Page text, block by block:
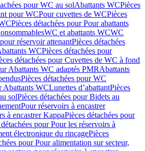
pour WC au solAbattants WCPièces
pour WCPour cuvettes de WCPièces
Pièces détachées pour Pour abattants
WC et abattants WCWC
réservoir attenantPièces détachées
WCPièces détachées pour
détachées pour Cuvettes de WC à fond
Abattants WC adaptés PMRAbattants
Pièces détachées pour WC
Abattants WCLunettes d’abattantPièces
solPièces détachées pour Bidets au
Pour réservoirs à encastrer
à encastrer KappaPièces détachées pour
pour Pour les réservoirs à
électronique du rinçagePièces
pour Pour alimentation sur secteur,